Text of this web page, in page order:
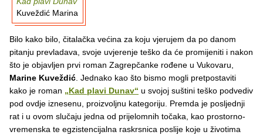
Kuveždić Marina
Bilo kako bilo, čitalačka većina za koju vjerujem da po danom
pitanju prevladava, svoje uvjerenje teško da će promijeniti i nakon
što je objavljen prvi roman Zagrepčanke rođene u Vukovaru,
Marine Kuveždić. Jednako kao što bismo mogli pretpostaviti
kako je roman „Kad plavi Dunav“ u svojoj suštini teško podvediv
pod ovdje iznesenu, proizvoljnu kategoriju. Premda je posljednji
rat i u ovom slučaju jedna od prijelomnih točaka, kao prostorno-
vremenska te egzistencijalna raskrsnica poslije koje u životima